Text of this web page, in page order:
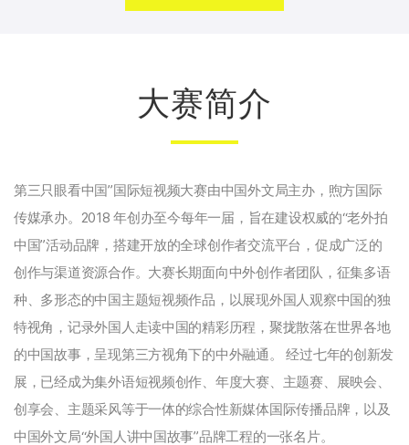
大赛简介
第三只眼看中国”国际短视频大赛由中国外文局主办，煦方国际
传媒承办。2018 年创办至今每年一届，旨在建设权威的“老外拍
中国”活动品牌，搭建开放的全球创作者交流平台，促成广泛的
创作与渠道资源合作。大赛长期面向中外创作者团队，征集多语
种、多形态的中国主题短视频作品，以展现外国人观察中国的独
特视角，记录外国人走读中国的精彩历程，聚拢散落在世界各地
的中国故事，呈现第三方视角下的中外融通。 经过七年的创新发
展，已经成为集外语短视频创作、年度大赛、主题赛、展映会、
创享会、主题采风等于一体的综合性新媒体国际传播品牌，以及
中国外文局“外国人讲中国故事”品牌工程的一张名片。